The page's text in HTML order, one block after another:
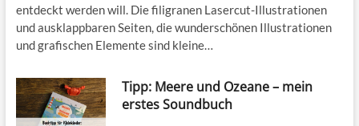
entdeckt werden will. Die filigranen Lasercut-Illustrationen
und ausklappbaren Seiten, die wunderschönen Illustrationen
und grafischen Elemente sind kleine…
Tipp: Meere und Ozeane – mein
erstes Soundbuch